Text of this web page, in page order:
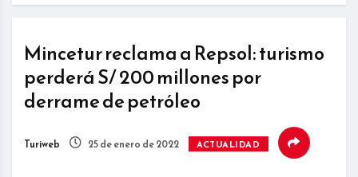
Mincetur reclama a Repsol: turismo
perderá S/ 200 millones por
derrame de petróleo
Turiweb 25 de enero de 2022 ACTUALIDAD